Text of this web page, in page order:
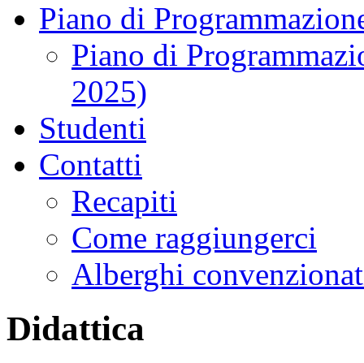
Piano di
Piano di
2025)
Studenti
Contatti
Recapiti
Come raggiungerci
Alberghi
Didattica